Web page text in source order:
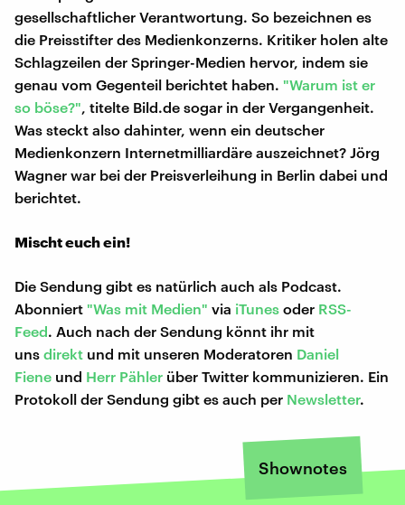
gesellschaftlicher Verantwortung. So bezeichnen es
die Preisstifter des Medienkonzerns. Kritiker holen alte
Schlagzeilen der Springer-Medien hervor, indem sie
genau vom Gegenteil berichtet haben. "Warum ist er
so böse?" , titelte Bild.de sogar in der Vergangenheit.
Was steckt also dahinter, wenn ein deutscher
Medienkonzern Internetmilliardäre auszeichnet? Jörg
Wagner war bei der Preisverleihung in Berlin dabei und
berichtet.
Mischt euch ein!
Die Sendung gibt es natürlich auch als Podcast.
Abonniert "Was mit Medien" via iTunes oder RSS-
Feed. Auch nach der Sendung könnt ihr mit
uns direkt und mit unseren Moderatoren Daniel
Fiene und Herr Pähler über Twitter kommunizieren. Ein
Protokoll der Sendung gibt es auch per Newsletter.
Shownotes